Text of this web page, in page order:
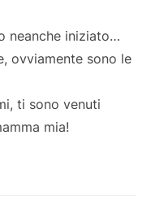
neanche iniziato…
ovviamente sono le
ti sono venuti
mia!